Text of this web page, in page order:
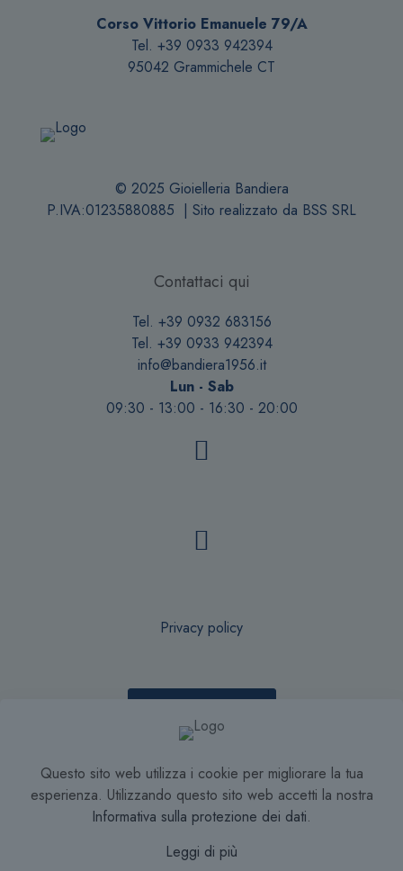
Corso Vittorio Emanuele 79/A
Tel. +39 0933 942394
95042 Grammichele CT
© 2025 Gioielleria Bandiera
P.IVA:01235880885 | Sito realizzato da BSS SRL
Contattaci qui
Tel. +39 0932 683156
Tel. +39 0933 942394
info@bandiera1956.it
Lun - Sab
09:30 - 13:00 - 16:30 - 20:00
Privacy policy
Condizioni di Vendita
Questo sito web utilizza i cookie per migliorare la tua
esperienza. Utilizzando questo sito web accetti la nostra
Informativa sulla protezione dei dati.
Leggi di più